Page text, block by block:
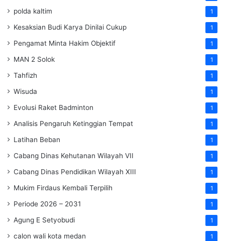
polda kaltim 1
Kesaksian Budi Karya Dinilai Cukup 1
Pengamat Minta Hakim Objektif 1
MAN 2 Solok 1
Tahfizh 1
Wisuda 1
Evolusi Raket Badminton 1
Analisis Pengaruh Ketinggian Tempat 1
Latihan Beban 1
Cabang Dinas Kehutanan Wilayah VII 1
Cabang Dinas Pendidikan Wilayah XIII 1
Mukim Firdaus Kembali Terpilih 1
Periode 2026 – 2031 1
Agung E Setyobudi 1
calon wali kota medan 1